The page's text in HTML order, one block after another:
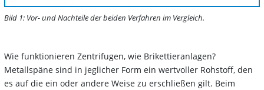
Bild 1: Vor- und Nachteile der beiden Verfahren im Vergleich.
Wie funktionieren Zentrifugen, wie Brikettieranlagen?
Metallspäne sind in jeglicher Form ein wertvoller Rohstoff, den
es auf die ein oder andere Weise zu erschließen gilt. Beim